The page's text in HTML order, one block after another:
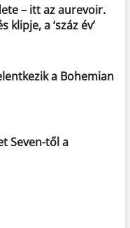
– itt az aurevoir.
klipje, a ‘száz év’
a Bohemian
Seven-től a